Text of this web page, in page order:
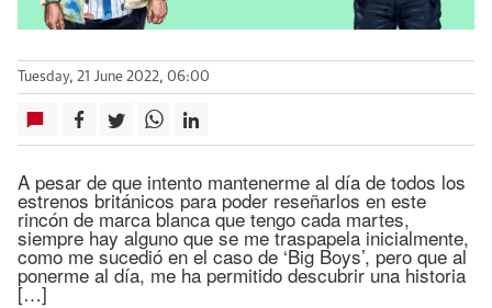
Tuesday, 21 June 2022, 06:00
A pesar de que intento mantenerme al día de todos los
estrenos británicos para poder reseñarlos en este
rincón de marca blanca que tengo cada martes,
siempre hay alguno que se me traspapela inicialmente,
como me sucedió en el caso de ‘Big Boys’, pero que al
ponerme al día, me ha permitido descubrir una historia
[…]